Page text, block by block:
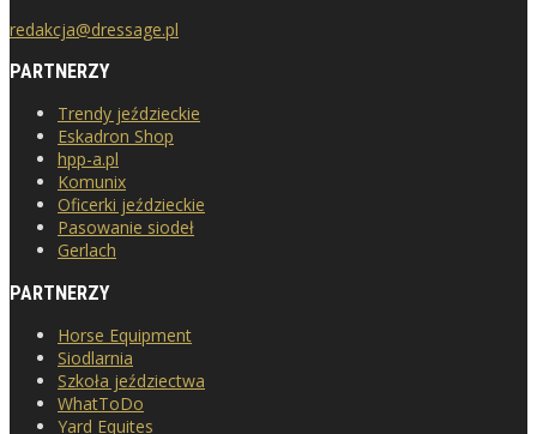
redakcja@dressage.pl
PARTNERZY
Trendy jeździeckie
Eskadron Shop
hpp-a.pl
Komunix
Oficerki jeździeckie
Pasowanie siodeł
Gerlach
PARTNERZY
Horse Equipment
Siodlarnia
Szkoła jeździectwa
WhatToDo
Yard Equites